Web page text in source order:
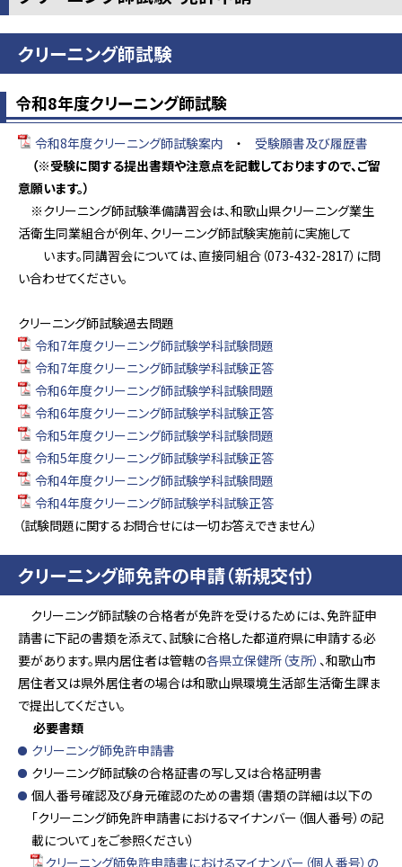
クリーニング師試験
令和8年度クリーニング師試験
令和8年度クリーニング師試験案内 ・ 受験願書及び履歴書
（※受験に関する提出書類や注意点を記載しておりますので、ご留
意願います。）
※クリーニング師試験準備講習会は、和歌山県クリーニング業生
活衛生同業組合が例年、クリーニング師試験実施前に実施して
います。同講習会については、直接同組合（073-432-2817）に問
い合わせてください。
クリーニング師試験過去問題
令和7年度クリーニング師試験学科試験問題
令和7年度クリーニング師試験学科試験正答
令和6年度クリーニング師試験学科試験問題
令和6年度クリーニング師試験学科試験正答
令和5年度クリーニング師試験学科試験問題
令和5年度クリーニング師試験学科試験正答
令和4年度クリーニング師試験学科試験問題
令和4年度クリーニング師試験学科試験正答
（試験問題に関するお問合せには一切お答えできません）
クリーニング師免許の申請（新規交付）
クリーニング師試験の合格者が免許を受けるためには、免許証申
請書に下記の書類を添えて、試験に合格した都道府県に申請する必
要があります。県内居住者は管轄の各県立保健所（支所） 、和歌山市
居住者又は県外居住者の場合は和歌山県環境生活部生活衛生課ま
で提出してください。
必要書類
クリーニング師免許申請書
クリーニング師試験の合格証書の写し又は合格証明書
個人番号確認及び身元確認のための書類（書類の詳細は以下の
「クリーニング師免許申請書におけるマイナンバー（個人番号）の記
載について」をご参照ください）
クリーニング師免許申請書におけるマイナンバー（個人番号）の